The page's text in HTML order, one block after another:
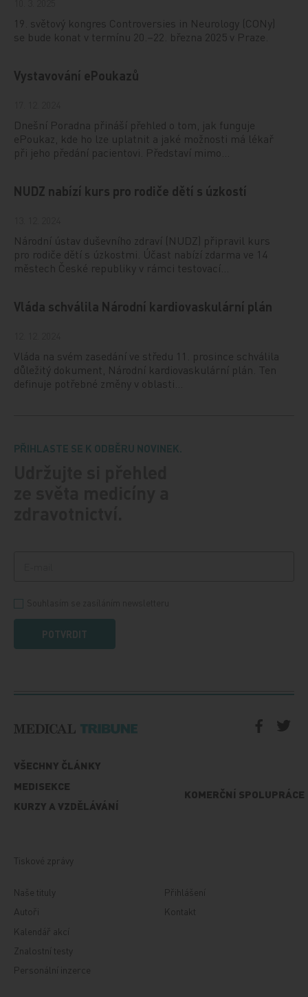
19. světový kongres Controversies in Neurology (CONy)
se bude konat v termínu 20.–22. března 2025 v Praze.
Vystavování ePoukazů
Dnešní Poradna přináší přehled o tom, jak funguje
ePoukaz, kde ho lze uplatnit a jaké možnosti má lékař
při jeho předání pacientovi. Představí mimo…
NUDZ nabízí kurs pro rodiče dětí s úzkostí
Národní ústav duševního zdraví (NUDZ) připravil kurs
pro rodiče dětí s úzkostmi. Účast nabízí zdarma ve 14
městech České republiky v rámci testovací…
Vláda schválila Národní kardiovaskulární plán
Vláda na svém zasedání ve středu 11. prosince schválila
důležitý dokument, Národní kardiovaskulární plán. Ten
definuje potřebné změny v oblasti…
PŘIHLASTE SE K ODBĚRU NOVINEK.
POTVRDIT
VŠECHNY ČLÁNKY
MEDISEKCE
KURZY A VZDĚLÁVÁNÍ
KOMERČNÍ SPOLUPRÁCE
Tiskové zprávy
Naše tituly
Autoři
Kalendář akcí
Znalostní testy
Personální inzerce
Přihlášení
Kontakt